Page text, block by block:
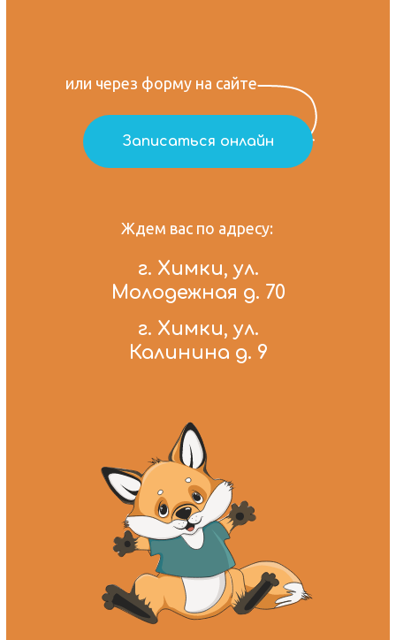
Ждем вас по адресу:
г. Химки, ул.
Молодежная д. 70
г. Химки, ул.
Калинина д. 9
или через форму на сайте
Записаться онлайн